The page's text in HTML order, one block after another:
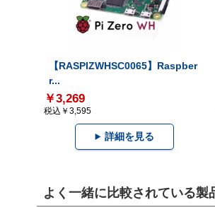
【RASPIZWHSC0065】Raspber
r...
￥3,269
税込￥3,595
詳細を見る
よく一緒に比較されている製